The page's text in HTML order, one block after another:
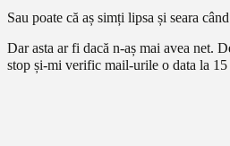
Sau poate că aș simți lipsa și seara
Dar asta ar fi dacă n-aș mai avea net.
stop și-mi verific mail-urile o data la